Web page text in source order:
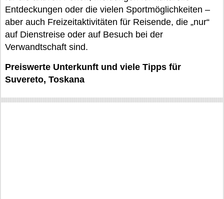
Entdeckungen oder die vielen Sportmöglichkeiten –
aber auch Freizeitaktivitäten für Reisende, die „nur“
auf Dienstreise oder auf Besuch bei der
Verwandtschaft sind.
Preiswerte Unterkunft und viele Tipps für
Suvereto, Toskana